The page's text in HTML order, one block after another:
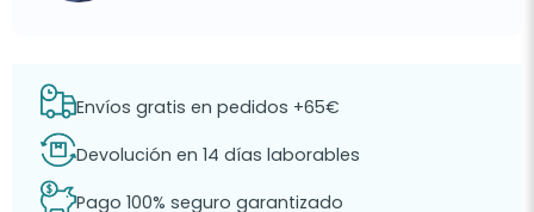
Envíos gratis en pedidos +65€
Devolución en 14 días laborables
Pago 100% seguro garantizado